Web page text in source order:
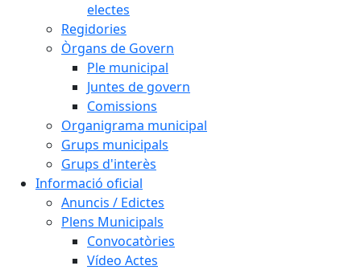
electes
Regidories
Òrgans de Govern
Ple municipal
Juntes de govern
Comissions
Organigrama municipal
Grups municipals
Grups d'interès
Informació oficial
Anuncis / Edictes
Plens Municipals
Convocatòries
Vídeo Actes